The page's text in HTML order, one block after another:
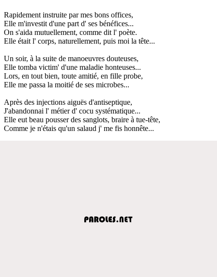
Rapidement instruite par mes bons offices,
Elle m'investit d'une part d' ses bénéfices...
On s'aida mutuellement, comme dit l' poète.
Elle était l' corps, naturellement, puis moi la tête...
Un soir, à la suite de manoeuvres douteuses,
Elle tomba victim' d'une maladie honteuses...
Lors, en tout bien, toute amitié, en fille probe,
Elle me passa la moitié de ses microbes...
Après des injections aiguës d'antiseptique,
J'abandonnai l' métier d' cocu systématique...
Elle eut beau pousser des sanglots, braire à tue-tête,
Comme je n'étais qu'un salaud j' me fis honnête...